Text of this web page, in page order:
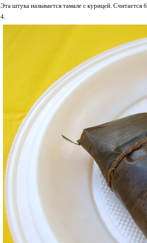
Эта штука называется тамале с курицей.
4.